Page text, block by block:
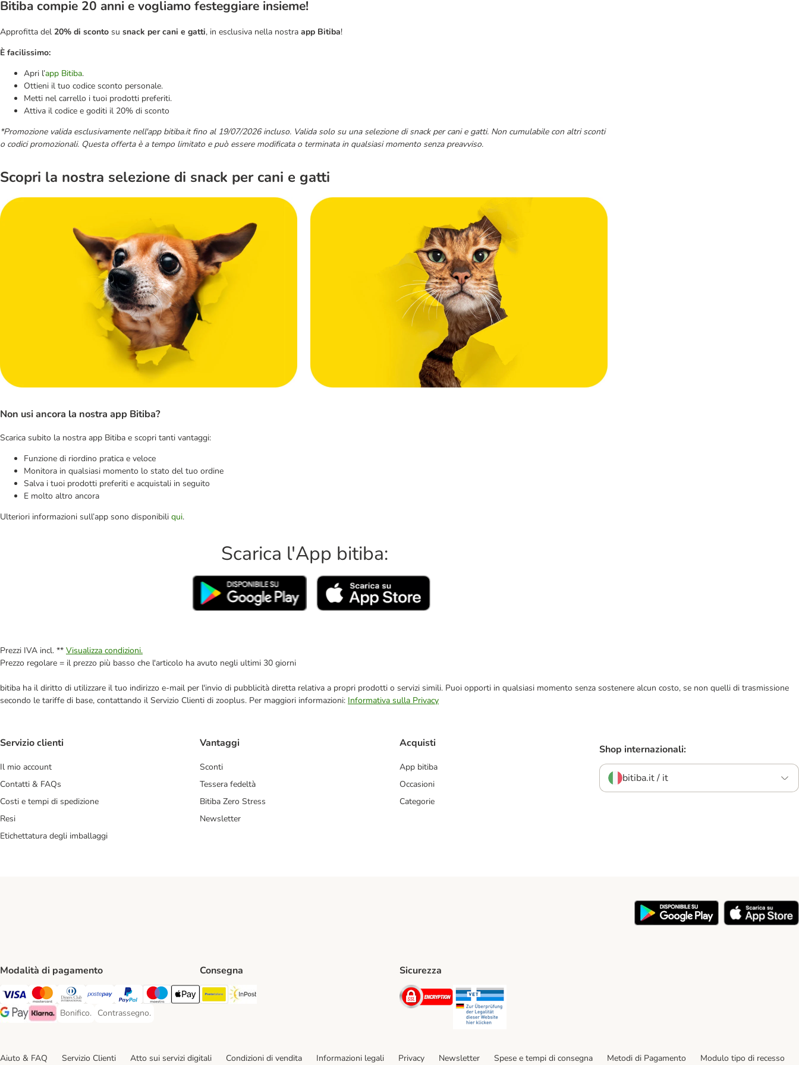
Bitiba compie 20 anni e vogliamo festeggiare insieme!
Approfitta del 20% di sconto su snack per cani e gatti, in esclusiva nella nostra app Bitiba!
È facilissimo:
Apri l’app Bitiba.
Ottieni il tuo codice sconto personale.
Metti nel carrello i tuoi prodotti preferiti.
Attiva il codice e goditi il 20% di sconto
*Promozione valida esclusivamente nell'app bitiba.it fino al 19/07/2026 incluso. Valida solo su una selezione di snack per cani e gatti. Non cumulabile con altri sconti
o codici promozionali. Questa offerta è a tempo limitato e può essere modificata o terminata in qualsiasi momento senza preavviso.
Scopri la nostra selezione di snack per cani e gatti
Non usi ancora la nostra app Bitiba?
Scarica subito la nostra app Bitiba e scopri tanti vantaggi:
Funzione di riordino pratica e veloce
Monitora in qualsiasi momento lo stato del tuo ordine
Salva i tuoi prodotti preferiti e acquistali in seguito
E molto altro ancora
Ulteriori informazioni sull’app sono disponibili qui.
Scarica l'App bitiba:
Prezzi IVA incl. ** Visualizza condizioni.
Prezzo regolare = il prezzo più basso che l'articolo ha avuto negli ultimi 30 giorni
bitiba ha il diritto di utilizzare il tuo indirizzo e-mail per l'invio di pubblicità diretta relativa a propri prodotti o servizi simili. Puoi opporti in qualsiasi momento senza sostenere alcun costo, se non quelli di trasmissione
secondo le tariffe di base, contattando il Servizio Clienti di zooplus. Per maggiori informazioni: Informativa sulla Privacy
Servizio clienti
Il mio account
Contatti & FAQs
Costi e tempi di spedizione
Resi
Etichettatura degli imballaggi
Vantaggi
Sconti
Tessera fedeltà
Bitiba Zero Stress
Newsletter
Acquisti
App bitiba
Occasioni
Categorie
Shop internazionali:
bitiba.it / it
Modalità di pagamento
Visa. Payment Method
Mastercard. Payment Method
Diners Club. Payment Method
Postepay. Payment Method
PayPal. Payment Method
Maestro. Payment Method
Apple pay. Payment Method
Google Pay Payment Method
Klarna Payment Method
Bonifico.
Bonifico. Payment Method
Contrassegno.
Contrassegno. Payment Method
Consegna
Poste Italiane. Shipping Method
Sicurezza
Security
Aiuto & FAQ Servizio Clienti Atto sui servizi digitali Condizioni di vendita Informazioni legali Privacy Newsletter Spese e tempi di consegna Metodi di Pagamento Modulo tipo di recesso